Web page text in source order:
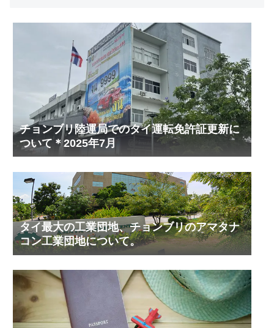
チョンブリ陸運局でのタイ運転免許証更新に
ついて＊2025年7月
タイ最大の工業団地、チョンブリのアマタナ
コン工業団地について。